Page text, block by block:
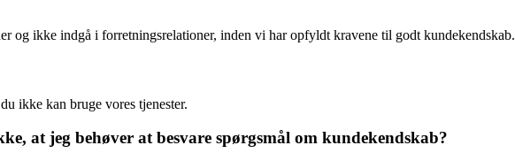
og ikke indgå i forretningsrelationer, inden vi har opfyldt kravene til godt kundekendskab.
ikke kan bruge vores tjenester.
at jeg behøver at besvare spørgsmål om kundekendskab?